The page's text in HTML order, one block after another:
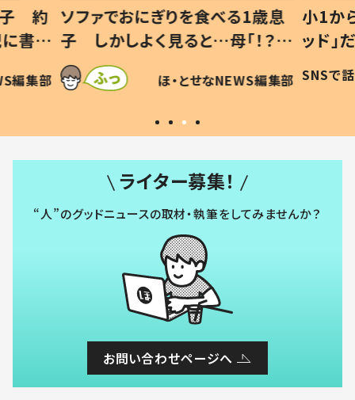
歳息
？」
編集部
小1から不登校、息子は「ギフテ
ッド」だった 父が“ウチ給食”を
作り続ける理由とは #令和の親
#令和の子
SNSで話題 ほ・とせなNEWS編集部
ひ孫
が、抱
「涙
い」
ライター募集！
“人”のグッドニュースの取材・執筆をしてみませんか？
お問い合わせページへ